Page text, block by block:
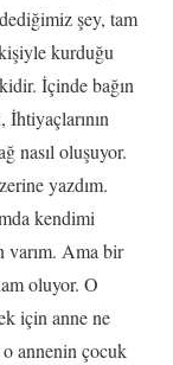
şey, tam
kurduğu
İçinde bağın
İhtiyaçlarının
nasıl oluşuyor.
yazdım.
kendimi
varım. Ama bir
oluyor. O
için anne ne
o annenin çocuk